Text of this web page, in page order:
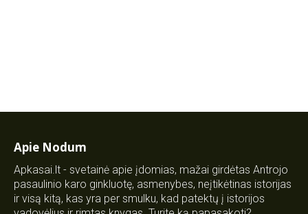
Apie Nodum
Apkasai.lt - svetainė apie įdomias, mažai girdėtas Antrojo
pasaulinio karo ginkluotę, asmenybes, neįtikėtinas istorijas
ir visą kitą, kas yra per smulku, kad patektų į istorijos